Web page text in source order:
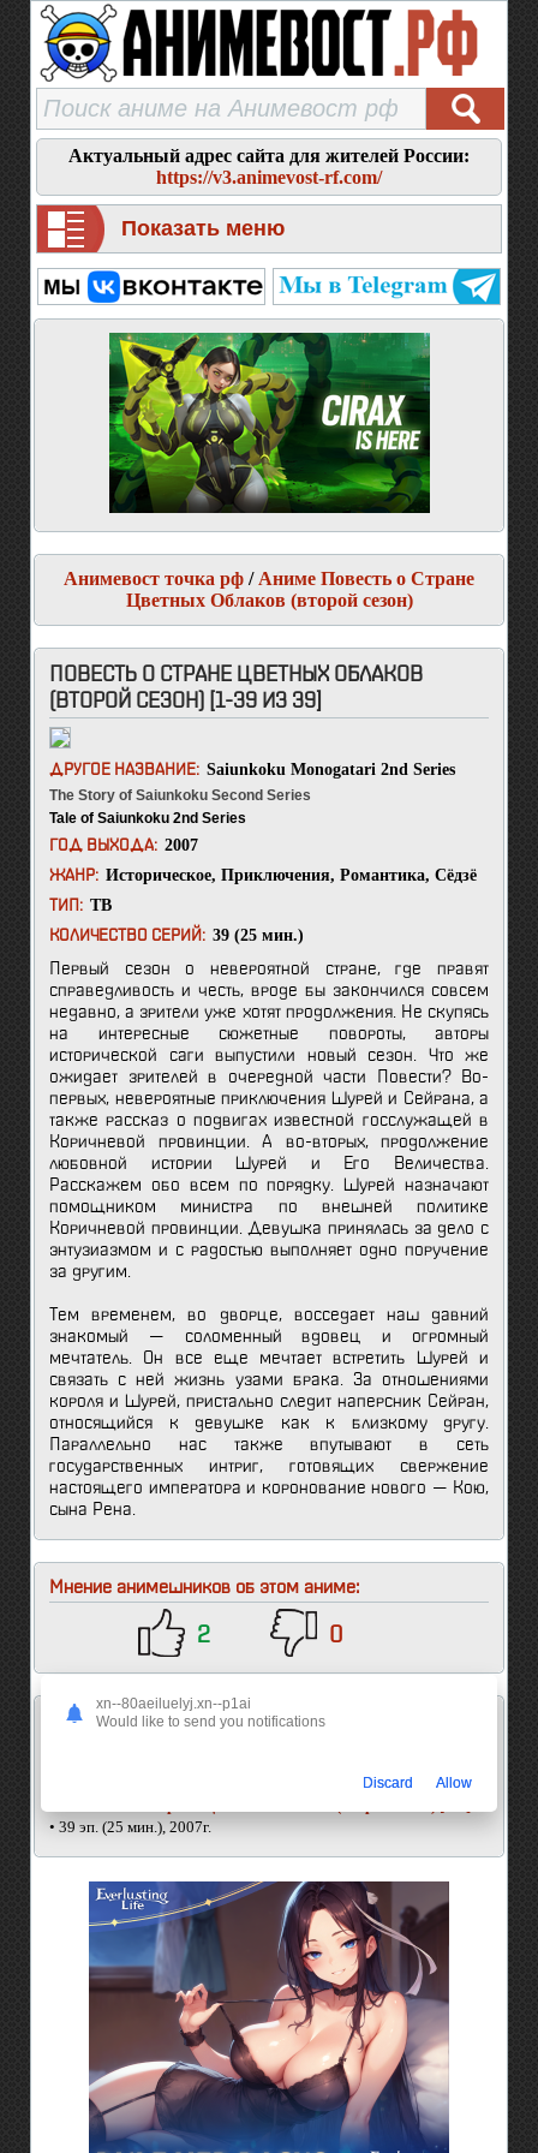
Актуальный адрес сайта для жителей России:
https://v3.animevost-rf.com/
Показать меню
Анимевост точка рф / Аниме Повесть о Стране
Цветных Облаков (второй сезон)
ПОВЕСТЬ О СТРАНЕ ЦВЕТНЫХ ОБЛАКОВ
(ВТОРОЙ СЕЗОН) [1-39 ИЗ 39]
ДРУГОЕ НАЗВАНИЕ: Saiunkoku Monogatari 2nd Series
The Story of Saiunkoku Second Series
Tale of Saiunkoku 2nd Series
ГОД ВЫХОДА: 2007
ЖАНР: Историческое, Приключения, Романтика, Сёдзё
ТИП: ТВ
КОЛИЧЕСТВО СЕРИЙ: 39 (25 мин.)
Первый сезон о невероятной стране, где правят
справедливость и честь, вроде бы закончился совсем
недавно, а зрители уже хотят продолжения. Не скупясь
на интересные сюжетные повороты, авторы
исторической саги выпустили новый сезон. Что же
ожидает зрителей в очередной части Повести? Во-
первых, невероятные приключения Шурей и Сейрана, а
также рассказ о подвигах известной госслужащей в
Коричневой провинции. А во-вторых, продолжение
любовной истории Шурей и Его Величества.
Расскажем обо всем по порядку. Шурей назначают
помощником министра по внешней политике
Коричневой провинции. Девушка принялась за дело с
энтузиазмом и с радостью выполняет одно поручение
за другим.
Тем временем, во дворце, восседает наш давний
знакомый — соломенный вдовец и огромный
мечтатель. Он все еще мечтает встретить Шурей и
связать с ней жизнь узами брака. За отношениями
короля и Шурей, пристально следит наперсник Сейран,
относящийся к девушке как к близкому другу.
Параллельно нас также впутывают в сеть
государственных интриг, готовящих свержение
настоящего императора и коронование нового — Кою,
сына Рена.
Мнение анимешников об этом аниме:
2 0
Серия состоит из:
• 39 эп. (25 мин.), 2007г.
xn--80aeiluelyj.xn--p1ai
Would like to send you notifications
Discard Allow